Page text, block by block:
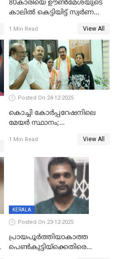
80കാരിയെ ഊൺമേശയുടെ
കാലിൽ കെട്ടിയിട്ട് സ്വർണവും
കൊച്ചുമകനും സുഹൃത്തും
അറസ്റ്റിൽ
1 Min Read View All
Posted On 24-12-2025
കൊച്ചി കോര്‍പ്പറേഷനിലെ
മേയര്‍ സ്ഥാനം;
രൂക്ഷം
1 Min Read View All
KERALA
Posted On 23-12-2025
പ്രായപൂർത്തിയാകാത്ത
പെൺകുട്ടിയ്ക്കെതിരെ